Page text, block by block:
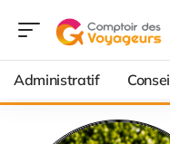
Administratif